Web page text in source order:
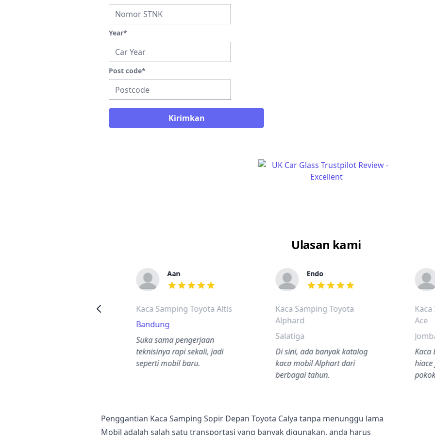
Year*
Post code*
Kirimkan
Ulasan kami
dari ulasan adalah bintang lima
Aan
dari ulasan adalah bintang lima
Kaca Samping Toyota Altis
Bandung
Suka sama pengerjaan
teknisinya rapi sekali, jadi
seperti mobil baru.
Endo
dari ulasan adalah bintang lima
Kaca Samping Toyota
Alphard
Salatiga
Di sini, ada banyak katalog
kaca mobil Alphart dari
berbagai tahun.
Ace
Kaca
Penggantian Kaca Samping Sopir Depan Toyota Calya tanpa menunggu lama
Mobil adalah salah satu transportasi yang banyak digunakan, anda harus